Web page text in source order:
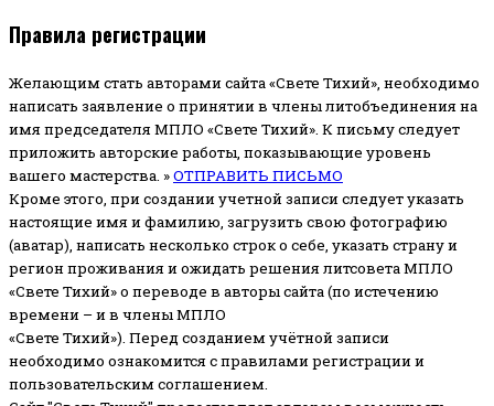
Правила регистрации
Желающим стать авторами сайта «Свете Тихий», необходимо
написать заявление о принятии в члены литобъединения на
имя председателя МПЛО «Свете Тихий». К письму следует
приложить авторские работы, показывающие уровень
вашего мастерства. »ОТПРАВИТЬ ПИСЬМО
Кроме этого, при создании учетной записи следует указать
настоящие имя и фамилию, загрузить свою фотографию
(аватар), написать несколько строк о себе, указать страну и
регион проживания и ожидать решения литсовета МПЛО
«Свете Тихий» о переводе в авторы сайта (по истечению
времени – и в члены МПЛО
«Свете Тихий»). Перед созданием учётной записи
необходимо ознакомится с правилами регистрации и
пользовательским соглашением.